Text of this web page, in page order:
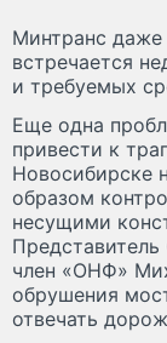
Минтранс даже
встречается
и требуемых
Еще одна
привести к
Новосибирске
образом
несущими
член «ОНФ»
обрушения
отвечать